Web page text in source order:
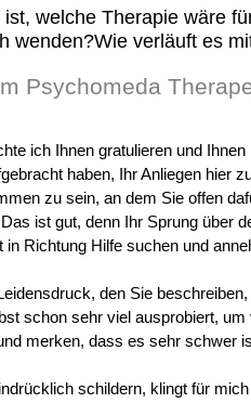
welche Therapie wäre
wenden?Wie verläuft es
Psychomeda
ich Ihnen gratulieren und
haben, Ihr Anliegen hier
zu sein, an dem Sie offen
ist gut, denn Ihr Sprung über
in Richtung Hilfe suchen und
den Sie
schon sehr viel ausprobiert,
merken, dass es sehr schwer
schildern, klingt für